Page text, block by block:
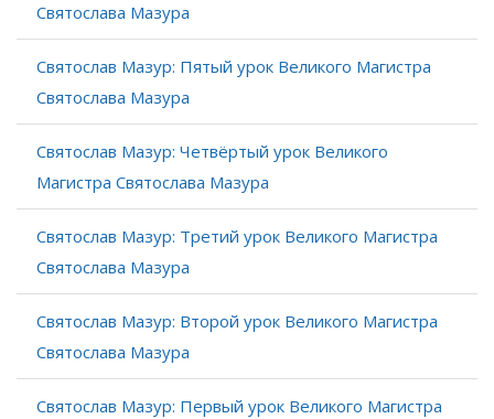
Святослава Мазура
Святослав Мазур: Пятый урок Великого Магистра
Святослава Мазура
Святослав Мазур: Четвёртый урок Великого
Магистра Святослава Мазура
Святослав Мазур: Третий урок Великого Магистра
Святослава Мазура
Святослав Мазур: Второй урок Великого Магистра
Святослава Мазура
Святослав Мазур: Первый урок Великого Магистра